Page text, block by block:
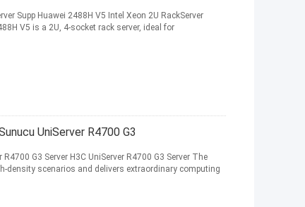
Supp Huawei 2488H V5 Intel Xeon 2U RackServer
V5 is a 2U, 4-socket rack server, ideal for
UniServer R4700 G3
G3 Server H3C UniServer R4700 G3 Server The
density scenarios and delivers extraordinary computing